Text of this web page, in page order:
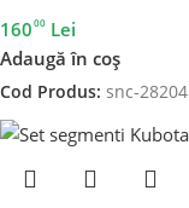
16000 Lei
Adaugă în coș
Cod Produs: snc-28204